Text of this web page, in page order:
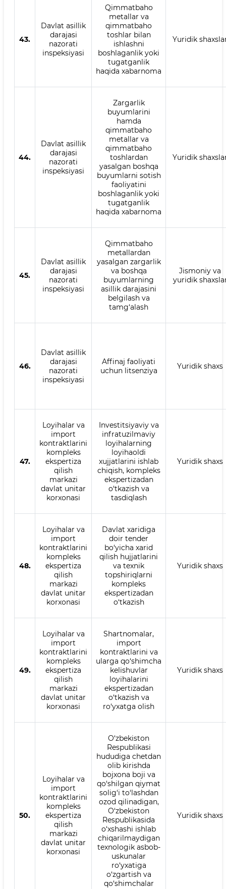
43.
Davlat asillik
darajasi
nazorati
inspeksiyasi
Qimmatbaho
metallar va
qimmatbaho
toshlar bilan
ishlashni
boshlaganlik yoki
tugatganlik
haqida xabarnoma
Yuridik
44.
Davlat asillik
darajasi
nazorati
inspeksiyasi
Zargarlik
buyumlarini
hamda
qimmatbaho
metallar va
qimmatbaho
toshlardan
yasalgan boshqa
buyumlarni sotish
faoliyatini
boshlaganlik yoki
tugatganlik
haqida xabarnoma
Yuridik
45.
Davlat asillik
darajasi
nazorati
inspeksiyasi
Qimmatbaho
metallardan
yasalgan zargarlik
va boshqa
buyumlarning
asillik darajasini
belgilash va
tamg‘alash
Jismoniy va
yuridik
46.
Davlat asillik
darajasi
nazorati
inspeksiyasi
Affinaj faoliyati
uchun litsenziya
Yuridik shaxs
47.
Loyihalar va
import
kontraktlarini
kompleks
ekspertiza
qilish
markazi
davlat unitar
korxonasi
Investitsiyaviy va
infratuzilmaviy
loyihalarning
loyihaoldi
xujjatlarini ishlab
chiqish, kompleks
ekspertizadan
o‘tkazish va
tasdiqlash
Yuridik shaxs
48.
Loyihalar va
import
kontraktlarini
kompleks
ekspertiza
qilish
markazi
davlat unitar
korxonasi
Davlat xaridiga
doir tender
bo‘yicha xarid
qilish hujjatlarini
va texnik
topshiriqlarni
kompleks
ekspertizadan
o‘tkazish
Yuridik shaxs
49.
Loyihalar va
import
kontraktlarini
kompleks
ekspertiza
qilish
markazi
davlat unitar
korxonasi
Shartnomalar,
import
kontraktlarini va
ularga qo‘shimcha
kelishuvlar
loyihalarini
ekspertizadan
o‘tkazish va
ro‘yxatga olish
Yuridik shaxs
50.
Loyihalar va
import
kontraktlarini
kompleks
ekspertiza
qilish
markazi
davlat unitar
korxonasi
O‘zbekiston
Respublikasi
hududiga chetdan
olib kirishda
bojxona boji va
qo‘shilgan qiymat
solig‘i to‘lashdan
ozod qilinadigan,
O‘zbekiston
Respublikasida
o‘xshashi ishlab
chiqarilmaydigan
texnologik asbob-
uskunalar
ro‘yxatiga
o‘zgartish va
qo‘shimchalar
Yuridik shaxs